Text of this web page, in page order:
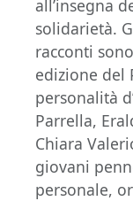
all’insegna
solidarietà.
racconti
edizione del
personalità
Parrella,
Chiara
giovani
personale,